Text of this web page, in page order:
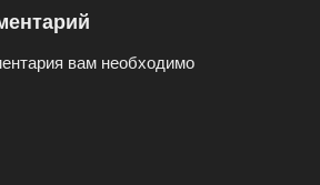
вам необходимо